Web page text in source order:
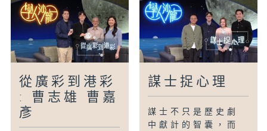
馮榕榕(策展人)
雷有輝(歌手)
#太極樂隊#美男圖鑑#權力與慾望#雷有輝
#學人沙龍
從廣彩到港彩
: 曹志雄 曹嘉
彥
謀士捉心理
謀士不只是歷史劇
中獻計的智囊，而